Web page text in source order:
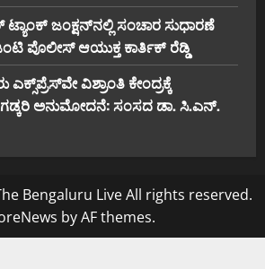
ಜಂಕ್ಷನ್‌ನಲ್ಲಿ ಸಂಚಾರ ಸುಧಾರಣೆ
ಪೊಲೀಸ್ ಆಯುಕ್ತ ಕಾರ್ತಿಕ್ ರೆಡ್ಡಿ
ವಿಶ್ರಾಂತಿ ಕೇಂದ್ರಕ್ಕೆ
ಗಡ್ಕರಿ ಅನುಮೋದನೆ: ಸಂಸದ ಡಾ. ಸಿ.ಎನ್.
Bengaluru Live All rights reserved.
by AF themes.